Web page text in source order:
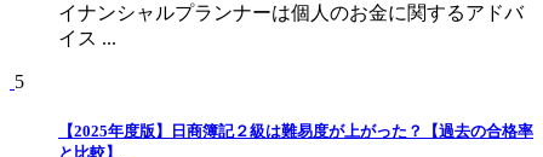
イナンシャルプランナーは個人のお金に関するアドバ
イス ...
5
【2025年度版】日商簿記２級は難易度が上がった？【過去の合格率
と比較】